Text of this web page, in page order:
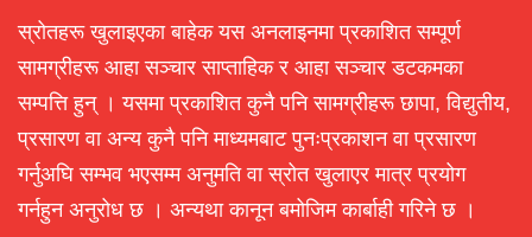
स्रोतहरू खुलाइएका बाहेक यस अनलाइनमा प्रकाशित सम्पूर्ण
सामग्रीहरू आहा सञ्चार साप्ताहिक र आहा सञ्चार डटकमका
सम्पत्ति हुन् । यसमा प्रकाशित कुनै पनि सामग्रीहरू छापा, विद्युतीय,
प्रसारण वा अन्य कुनै पनि माध्यमबाट पुनःप्रकाशन वा प्रसारण
गर्नुअघि सम्भव भएसम्म अनुमति वा स्रोत खुलाएर मात्र प्रयोग
गर्नहुन अनुरोध छ । अन्यथा कानून बमोजिम कार्बाही गरिने छ ।